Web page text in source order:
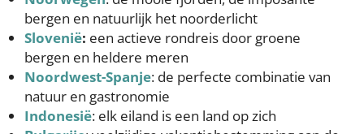
bergen en natuurlijk het noorderlicht
Slovenië: een actieve rondreis door groene
bergen en heldere meren
Noordwest-Spanje: de perfecte combinatie van
natuur en gastronomie
Indonesië: elk eiland is een land op zich